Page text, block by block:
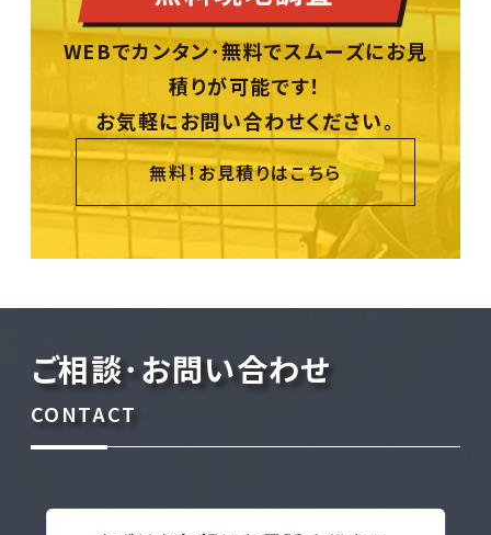
WEBでカンタン･無料でスムーズにお見
積りが可能です！
お気軽にお問い合わせください。
無料！お見積りはこちら
ご相談･お問い合わせ
CONTACT